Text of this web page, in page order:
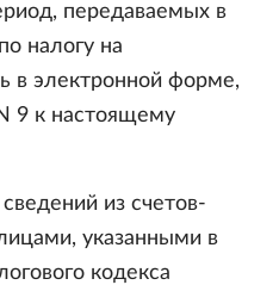
передаваемых в
налогу на
в электронной форме,
9 к настоящему
из счетов-
указанными в
кодекса